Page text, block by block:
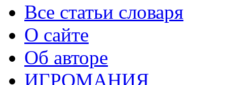
Все статьи словаря
О сайте
Об авторе
ИГРОМАНИЯ